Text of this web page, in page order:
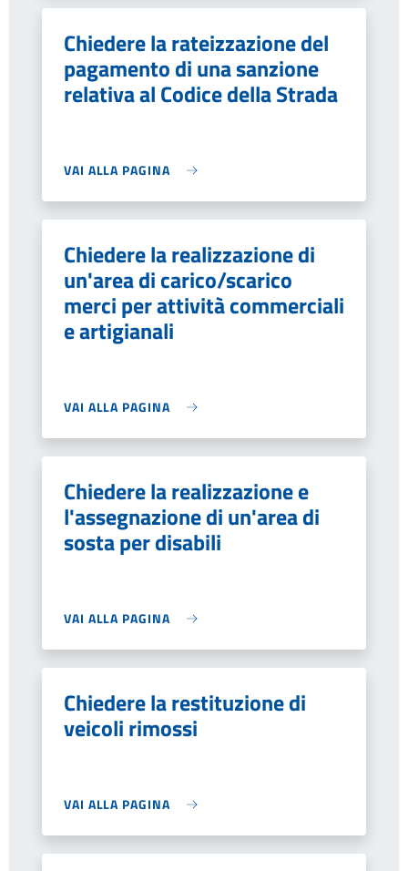
Chiedere la rateizzazione del
pagamento di una sanzione
relativa al Codice della Strada
VAI ALLA PAGINA
Chiedere la realizzazione di
un'area di carico/scarico
merci per attività commerciali
e artigianali
VAI ALLA PAGINA
Chiedere la realizzazione e
l'assegnazione di un'area di
sosta per disabili
VAI ALLA PAGINA
Chiedere la restituzione di
veicoli rimossi
VAI ALLA PAGINA